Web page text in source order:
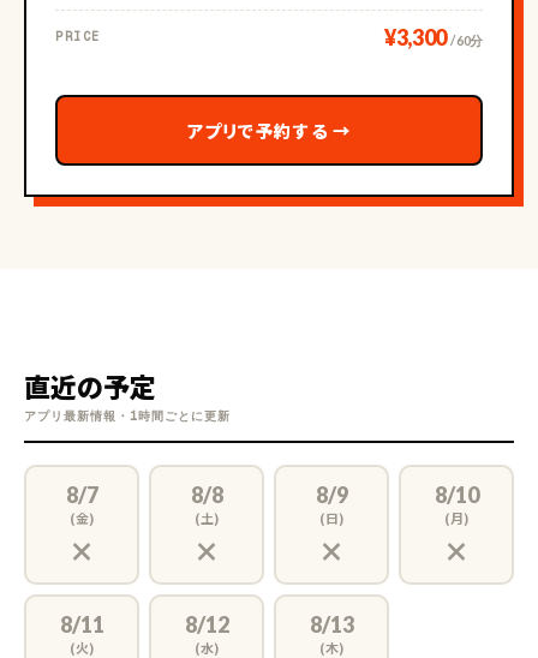
PRICE ¥3,300 / 60分
アプリで予約する →
直近の予定
アプリ最新情報・1時間ごとに更新
8/7
(金)
×
8/8
(土)
×
8/9
(日)
×
8/10
(月)
×
8/11
(火)
8/12
(水)
8/13
(木)